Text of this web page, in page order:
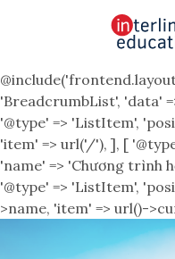
'BreadcrumbList', 'data'
'@type' => 'ListItem',
'item' => url('/'), ], [
'name' => 'Chương trình
'@type' => 'ListItem',
>name, 'item' => url()-